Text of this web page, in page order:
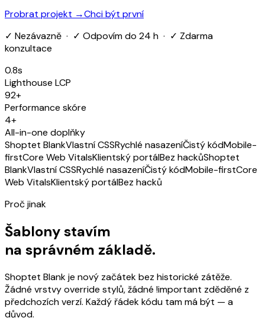
Probrat projekt →Chci být první
✓ Nezávazně · ✓ Odpovím do 24 h · ✓ Zdarma
konzultace
0.8s
Lighthouse LCP
92+
Performance skóre
4+
All-in-one doplňky
Shoptet BlankVlastní CSSRychlé nasazeníČistý kódMobile-
firstCore Web VitalsKlientský portálBez hackůShoptet
BlankVlastní CSSRychlé nasazeníČistý kódMobile-firstCore
Web VitalsKlientský portálBez hacků
Proč jinak
Šablony stavím
na správném základě.
Shoptet Blank je nový začátek bez historické zátěže.
Žádné vrstvy override stylů, žádné !important zděděné z
předchozích verzí. Každý řádek kódu tam má být — a
důvod.